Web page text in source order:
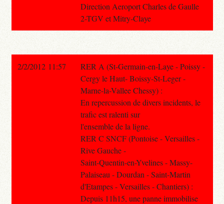
Direction Aeroport Charles de Gaulle
2-TGV et Mitry-Claye
2/2/2012 11:57
RER A (St-Germain-en-Laye - Poissy -
Cergy le Haut- Boissy-St-Leger -
Marne-la-Vallee Chessy) :
En repercussion de divers incidents, le
trafic est ralenti sur
l'ensemble de la ligne.
RER C SNCF (Pontoise - Versailles -
Rive Gauche -
Saint-Quentin-en-Yvelines - Massy-
Palaiseau - Dourdan - Saint-Martin
d'Etampes - Versailles - Chantiers) :
Depuis 11h15, une panne immobilise